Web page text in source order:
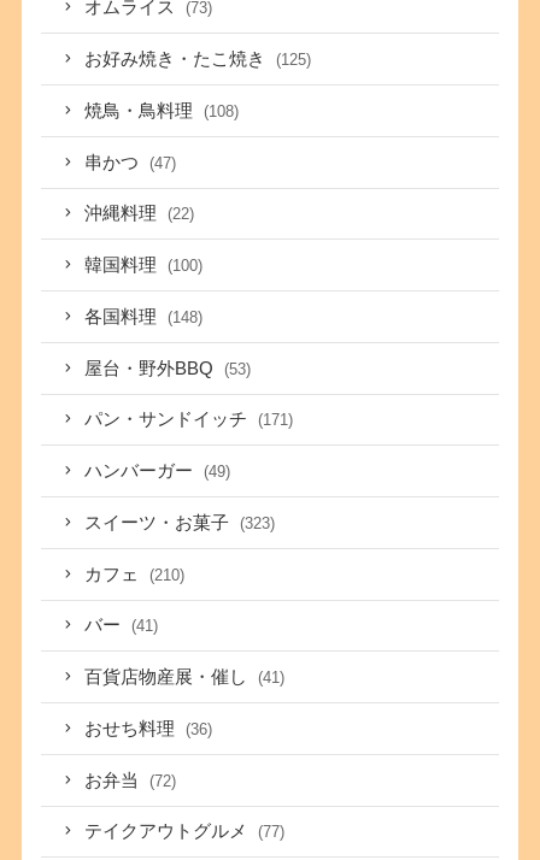
オムライス (73)
お好み焼き・たこ焼き (125)
焼鳥・鳥料理 (108)
串かつ (47)
沖縄料理 (22)
韓国料理 (100)
各国料理 (148)
屋台・野外BBQ (53)
パン・サンドイッチ (171)
ハンバーガー (49)
スイーツ・お菓子 (323)
カフェ (210)
バー (41)
百貨店物産展・催し (41)
おせち料理 (36)
お弁当 (72)
テイクアウトグルメ (77)